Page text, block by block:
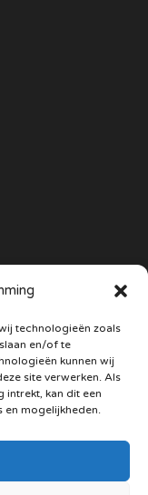
technologieën zoals
en/of te
kunnen wij
site verwerken. Als
intrekt, kan dit een
en mogelijkheden.